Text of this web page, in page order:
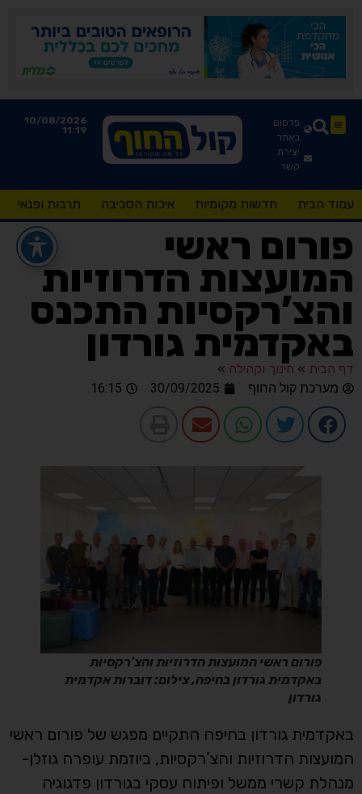
פרסום
באתר
יצירת
קשר
10/08/2026
11:19
עמוד הבית חדשות מקומיות איכות הסביבה תרבות ופנאי
פורום ראשי
המועצות הדרוזיות
והצ’רקסיות התכנס
באקדמית גורדון
דף הבית » חינוך וקהילה »
מערכת קול החוף
30/09/2025
16:15
פורום ראשי המועצות הדרוזיות והצ'רקסיות
באקדמית גורדון בחיפה, צילום: דוברות אקדמית
גורדון
באקדמית גורדון בחיפה התקיים מפגש של פורום ראשי
המועצות הדרוזיות והצ’רקסיות, ביוזמת עופרה גוזלן-
מנהלת קשרי ממשל ופיתוח עסקי בגורדון פדגוגיה